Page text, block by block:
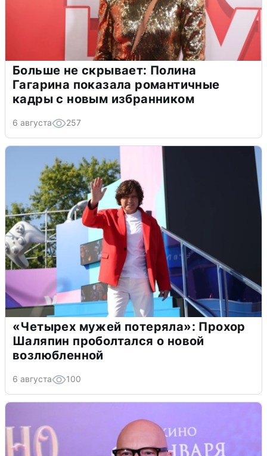
Больше не скрывает: Полина
Гагарина показала романтичные
кадры с новым избранником
6 августа 257
«Четырех мужей потеряла»: Прохор
Шаляпин проболтался о новой
возлюбленной
6 августа 100